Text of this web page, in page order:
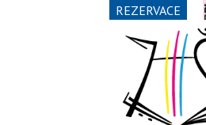
REZERVACE